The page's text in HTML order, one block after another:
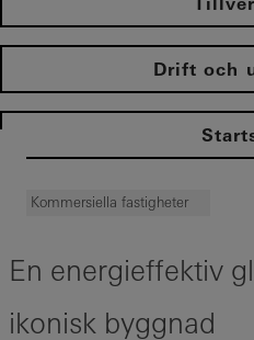
Drift och
Kommersiella fastigheter
En energieffektiv
ikonisk byggnad